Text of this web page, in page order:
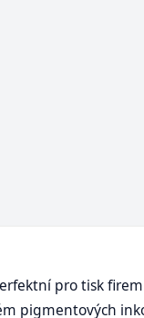
pro tisk
pigmentových